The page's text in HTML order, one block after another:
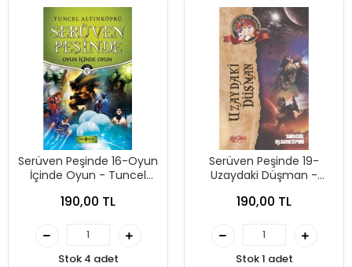
Serüven Peşinde 16-Oyun
İçinde Oyun - Tuncel
Yayınları
190,00 TL
Stok 4 adet
Serüven Peşinde 19-
Uzaydaki Düşman -
Hayat Yayınları
190,00 TL
Stok 1 adet